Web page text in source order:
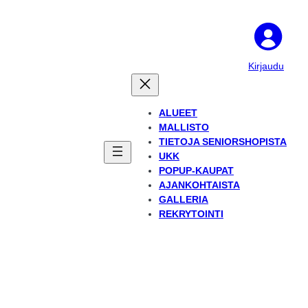
Kirjaudu
ALUEET
MALLISTO
TIETOJA SENIORSHOPISTA
UKK
POPUP-KAUPAT
AJANKOHTAISTA
GALLERIA
REKRYTOINTI